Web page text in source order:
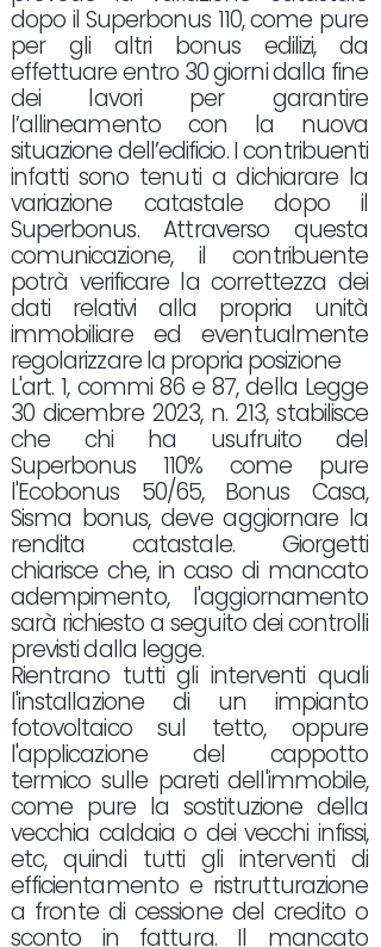
dopo il Superbonus 110, come pure
per gli altri bonus edilizi, da
effettuare entro 30 giorni dalla fine
dei lavori per garantire
l’allineamento con la nuova
situazione dell’edificio. I contribuenti
infatti sono tenuti a dichiarare la
variazione catastale dopo il
Superbonus. Attraverso questa
comunicazione, il contribuente
potrà verificare la correttezza dei
dati relativi alla propria unità
immobiliare ed eventualmente
regolarizzare la propria posizione
L'art. 1, commi 86 e 87, della Legge
30 dicembre 2023, n. 213, stabilisce
che chi ha usufruito del
Superbonus 110% come pure
l'Ecobonus 50/65, Bonus Casa,
Sisma bonus, deve aggiornare la
rendita catastale. Giorgetti
chiarisce che, in caso di mancato
adempimento, l'aggiornamento
sarà richiesto a seguito dei controlli
previsti dalla legge.
Rientrano tutti gli interventi quali
l'installazione di un impianto
fotovoltaico sul tetto, oppure
l'applicazione del cappotto
termico sulle pareti dell'immobile,
come pure la sostituzione della
vecchia caldaia o dei vecchi infissi,
etc, quindi tutti gli interventi di
efficientamento e ristrutturazione
a fronte di cessione del credito o
sconto in fattura. Il mancato